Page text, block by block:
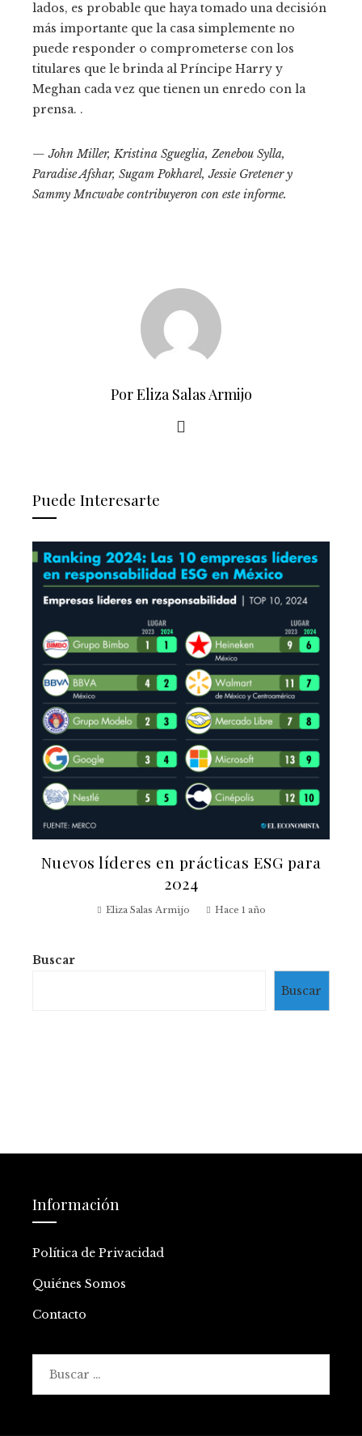
lados, es probable que haya tomado una decisión
más importante que la casa simplemente no
puede responder o comprometerse con los
titulares que le brinda al Príncipe Harry y
Meghan cada vez que tienen un enredo con la
prensa. .
— John Miller, Kristina Sgueglia, Zenebou Sylla,
Paradise Afshar, Sugam Pokharel, Jessie Gretener y
Sammy Mncwabe contribuyeron con este informe.
Por Eliza Salas Armijo
Puede Interesarte
Nuevos líderes en prácticas ESG para
2024
Eliza Salas Armijo Hace 1 año
Buscar
Buscar
Información
Política de Privacidad
Quiénes Somos
Contacto